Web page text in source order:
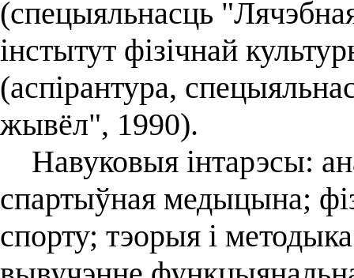
(спецыяльнасць
інстытут фізічнай
(аспірантура,
жывёл", 1990).
Навуковыя інтарэсы:
спартыўная медыцына;
спорту; тэорыя і